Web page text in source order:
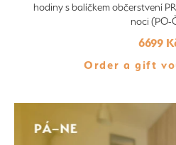
hodiny s balíčkem občerstvení
noci (PO-
6699
Order a gift